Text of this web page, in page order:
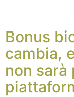
Bonus
cambia,
non sarà